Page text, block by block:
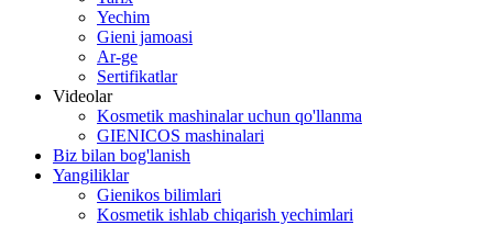
Yechim
Gieni jamoasi
Ar-ge
Sertifikatlar
Videolar
Kosmetik mashinalar uchun qo'llanma
GIENICOS mashinalari
Biz bilan bog'lanish
Yangiliklar
Gienikos bilimlari
Kosmetik ishlab chiqarish yechimlari